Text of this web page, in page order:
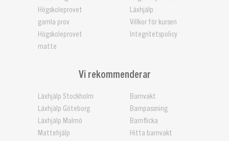
Högskoleprovet
gamla prov
Högskoleprovet
matte
Läxhjälp
Villkor för kursen
Integritetspolicy
Vi rekommenderar
Läxhjälp Stockholm
Läxhjälp Göteborg
Läxhjälp Malmö
Mattehjälp
Barnvakt
Barnpassning
Barnflicka
Hitta barnvakt